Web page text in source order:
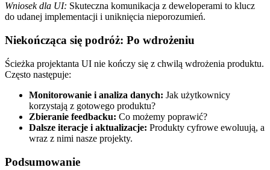
Wniosek dla UI: Skuteczna komunikacja z deweloperami to klucz
do udanej implementacji i uniknięcia nieporozumień.
Niekończąca się podróż: Po wdrożeniu
Ścieżka projektanta UI nie kończy się z chwilą wdrożenia produktu.
Często następuje:
Monitorowanie i analiza danych: Jak użytkownicy
korzystają z gotowego produktu?
Zbieranie feedbacku: Co możemy poprawić?
Dalsze iteracje i aktualizacje: Produkty cyfrowe ewoluują, a
wraz z nimi nasze projekty.
Podsumowanie